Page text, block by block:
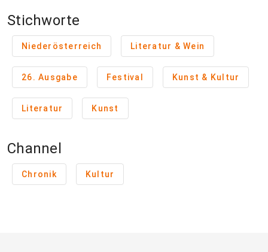
Stichworte
Niederösterreich Literatur & Wein
26. Ausgabe Festival Kunst & Kultur
Literatur Kunst
Channel
Chronik Kultur